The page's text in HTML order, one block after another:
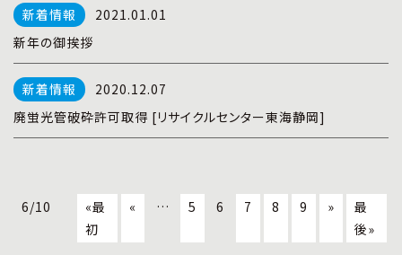
2021.01.01
新年の御挨拶
2020.12.07
廃蛍光管破砕許可取得 [リサイクルセンター東海静岡]
6/10
«最
初
« … 5 6 7 8 9 »
最
後»